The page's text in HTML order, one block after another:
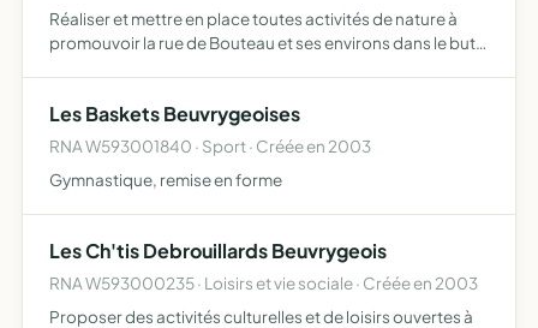
Réaliser et mettre en place toutes activités de nature à
promouvoir la rue de Bouteau et ses environs dans le but
Les Baskets Beuvrygeoises
RNA W593001840 · Sport · Créée en 2003
Gymnastique, remise en forme
Les Ch'tis Debrouillards Beuvrygeois
RNA W593000235 · Loisirs et vie sociale · Créée en 2003
Proposer des activités culturelles et de loisirs ouvertes à